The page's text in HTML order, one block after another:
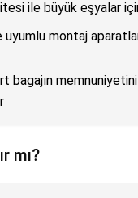
ile büyük eşyalar
uyumlu montaj
bagajın
mı?